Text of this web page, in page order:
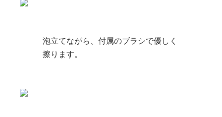
泡立てながら、付属のブラシで優しく
擦ります。